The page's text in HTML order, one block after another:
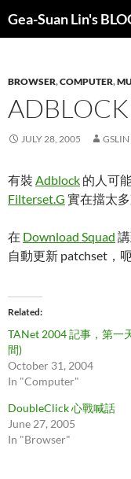
Gea-Suan Lin's
BROWSER,COMPUTER,
ADBLOCK
JULY 28, 2005 GSLIN
有裝 Adblock 的人可
Filterset.G 實在擋太
在 Download Squad
自動更新 patchset，
Related
TANet 2004 記事，第一
間)
October 31, 2004
In "Computer"
DoubleClick 心戰喊話
June 27, 2005
In "Browser"